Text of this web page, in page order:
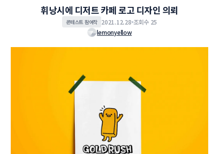
휘낭시에 디저트 카페 로고 디자인 의뢰
콘테스트 참여작 2021.12.28 조회수 25
lemonyellow